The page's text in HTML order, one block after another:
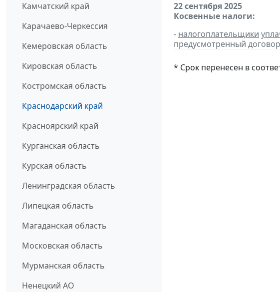
Камчатский край
Карачаево-Черкессия
Кемеровская область
Кировская область
Костромская область
Краснодарский край
Красноярский край
Курганская область
Курская область
Ленинградская область
Липецкая область
Магаданская область
Московская область
Мурманская область
Ненецкий АО
22 сентября 2025
Косвенные налоги:
- налогоплательщики
предусмотренный
* Срок перенесен в